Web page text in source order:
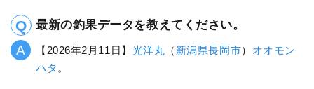
最新の釣果データを教えてください。
【2026年2月11日】 光洋丸 （ 新潟県長岡市） オオモン
ハタ 。